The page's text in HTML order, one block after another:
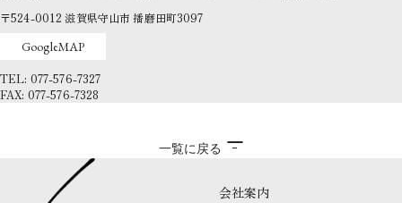
〒524-0012滋賀県守山市 播磨田町3097
GoogleMAP
TEL: 077-576-7327
FAX: 077-576-7328
一覧に戻る
会社案内